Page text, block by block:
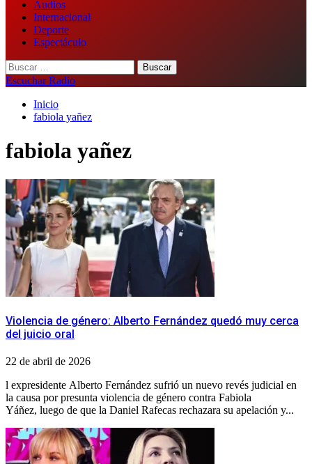
Audios
Internacional
Deporte
Espectáculo
Buscar:
Escuchar Radio
Inicio
fabiola yañez
fabiola yañez
Violencia de género: Alberto Fernández quedó muy cerca
del juicio oral
22 de abril de 2026
l expresidente Alberto Fernández sufrió un nuevo revés judicial en
la causa por presunta violencia de género contra Fabiola
Yáñez, luego de que la Daniel Rafecas rechazara su apelación y...